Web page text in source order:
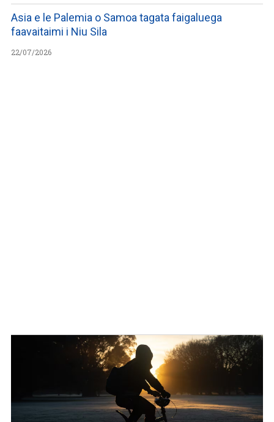
Asia e le Palemia o Samoa tagata faigaluega
faavaitaimi i Niu Sila
22/07/2026